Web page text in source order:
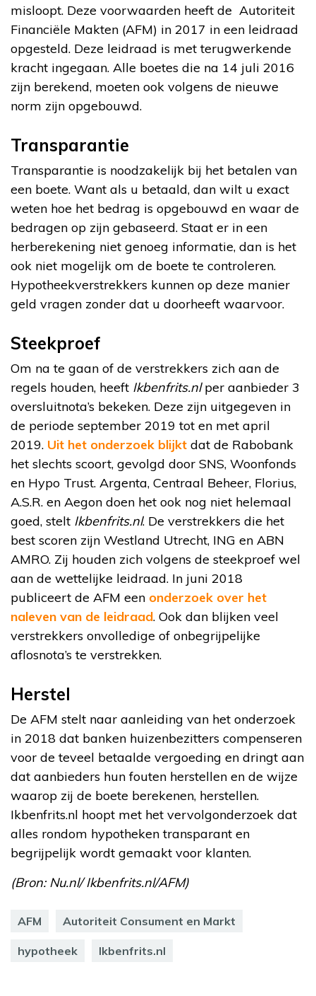
misloopt. Deze voorwaarden heeft de Autoriteit
Financiële Makten (AFM) in 2017 in een leidraad
opgesteld. Deze leidraad is met terugwerkende
kracht ingegaan. Alle boetes die na 14 juli 2016
zijn berekend, moeten ook volgens de nieuwe
norm zijn opgebouwd.
Transparantie
Transparantie is noodzakelijk bij het betalen van
een boete. Want als u betaald, dan wilt u exact
weten hoe het bedrag is opgebouwd en waar de
bedragen op zijn gebaseerd. Staat er in een
herberekening niet genoeg informatie, dan is het
ook niet mogelijk om de boete te controleren.
Hypotheekverstrekkers kunnen op deze manier
geld vragen zonder dat u doorheeft waarvoor.
Steekproef
Om na te gaan of de verstrekkers zich aan de
regels houden, heeft Ikbenfrits.nlper aanbieder 3
oversluitnota’s bekeken. Deze zijn uitgegeven in
de periode september 2019 tot en met april
2019. Uit het onderzoek blijkt dat de Rabobank
het slechts scoort, gevolgd door SNS, Woonfonds
en Hypo Trust. Argenta, Centraal Beheer, Florius,
A.S.R. en Aegon doen het ook nog niet helemaal
goed, stelt Ikbenfrits.nl. De verstrekkers die het
best scoren zijn Westland Utrecht, ING en ABN
AMRO. Zij houden zich volgens de steekproef wel
aan de wettelijke leidraad. In juni 2018
publiceert de AFM een onderzoek over het
naleven van de leidraad. Ook dan blijken veel
verstrekkers onvolledige of onbegrijpelijke
aflosnota’s te verstrekken.
Herstel
De AFM stelt naar aanleiding van het onderzoek
in 2018 dat banken huizenbezitters compenseren
voor de teveel betaalde vergoeding en dringt aan
dat aanbieders hun fouten herstellen en de wijze
waarop zij de boete berekenen, herstellen.
Ikbenfrits.nl hoopt met het vervolgonderzoek dat
alles rondom hypotheken transparant en
begrijpelijk wordt gemaakt voor klanten.
(Bron: Nu.nl/ Ikbenfrits.nl/AFM)
AFM Autoriteit Consument en Markt
hypotheek Ikbenfrits.nl